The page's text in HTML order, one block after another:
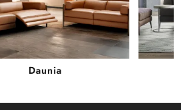
Daunia